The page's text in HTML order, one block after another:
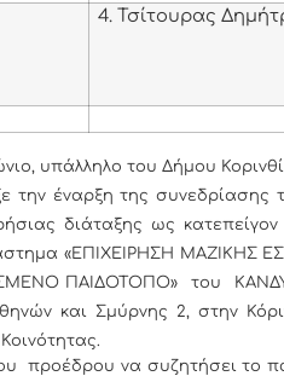
4. Τσίτουρας
υπάλληλο του Δήμου
έναρξη της συνεδρίασης
διάταξης ως κατεπείγον
«ΕΠΙΧΕΙΡΗΣΗ ΜΑΖΙΚΗΣ
ΠΑΙΔΟΤΟΠΟ» του
και Σμύρνης 2, στην
προέδρου να συζητήσει το